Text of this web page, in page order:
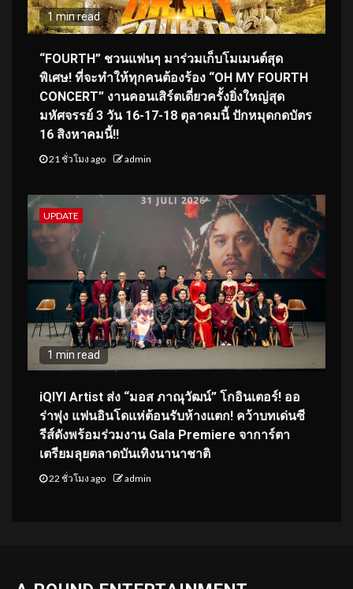
1 min read
“FOURTH” ชวนแฟนๆ มาร่วมเก็บโมเมนต์สุด
พิเศษ! ที่จะทำให้ทุกคนต้องร้อง “OH MY FOURTH
CONCERT” งานคอนเสิร์ตเดี่ยวครั้งยิ่งใหญ่สุด
มหัศจรรย์ 3 วัน 16-17-18 ตุลาคมนี้ ปักหมุดกดบัตร
16 สิงหาคมนี้!!
21 ชั่วโมง ago admin
UPDATE
1 min read
iQIYI Artist ส่ง “มอส ภาณุวัฒน์” โกอินเตอร์! ออ
ร่าพุ่ง แฟนอินโดแห่ต้อนรับห้างแตก! คว้าบทเด่นซี
รีส์ดังพร้อมร่วมงาน Gala Premiere จาการ์ตา
เตรียมลุยตลาดบันเทิงนานาชาติ
22 ชั่วโมง ago admin